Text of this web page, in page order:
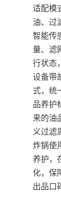
适配模
油、过
智能传
量、滤
行状态
设备带
式，统
品养护
来的油
义过滤
炸锅使
养护，
化，保
出品口